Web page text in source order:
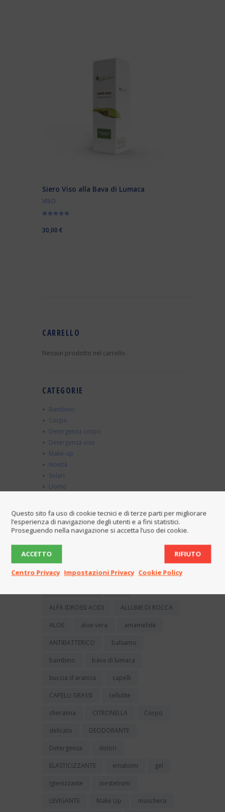
Siero Viso alla Bava di Lumaca
VISO
su 5
30,00 €
CARRELLO
Nessun prodotto nel carrello.
CATEGORIE
Bambino
Corpo
Detergenza corpo
Detergenza viso
Make-up
Novità
Solari
Uomo
TAGS
ACIDO GLICOLICO
ACIDO MALICO ACIDO TARTARICO
ALFA IDROSSI ACIDI ALLUME DI ROCCA
ALOE aloe vera amamelide
ANTIBATTERICO balsamo
bambino bava di lumaca
buccia d'arancia capelli
CAPELLI GRASSI cellulite
cheratina CITRONELLA Corpo
delicato DEODORANTE
Detergenza dolori
ELASTICIZZANTE ematomi gel
Igienizzante inestetismi
LEVIGANTE Make Up maschera
Questo sito fa uso di cookie tecnici e di terze parti per migliorare
l’esperienza di navigazione degli utenti e a fini statistici.
Proseguendo nella navigazione si accetta l’uso dei cookie.
ACCETTO RIFIUTO
Centro Privacy Impostazioni Privacy Cookie Policy